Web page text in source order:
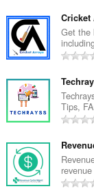
Cricket
Get the
Tips,